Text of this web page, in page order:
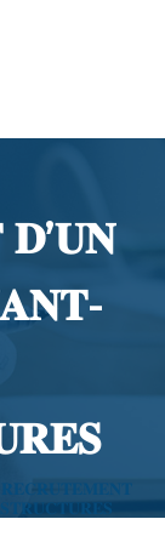
𝐑𝐄𝐂𝐑𝐔𝐓𝐄𝐌𝐄𝐍𝐓